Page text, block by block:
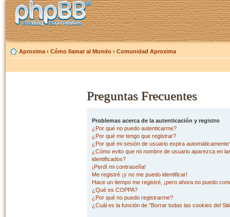
Aproxima ‹ Cómo llamar al Mundo ‹ Comunidad Aproxima
Preguntas Frecuentes
Problemas acerca de la autenticación y registro
¿Por qué no puedo autenticarme?
¿Por qué me tengo que registrar?
¿Por qué mi sesión de usuario expira
¿Cómo evito que mi nombre de usuario aparezca en
identificados?
¡Perdí mi contraseña!
Me registré ¡y no me puedo identificar!
Hace un tiempo me registré, ¡pero ahora no puedo
¿Qué es COPPA?
¿Por qué no puedo registrarme?
¿Cuál es la función de "Borrar todas las cookies del